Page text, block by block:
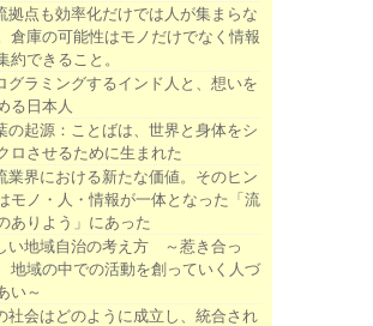
拠点も効率化だけでは人が集まらな
倉庫の可能性はモノだけでなく情報
約できること。
グラミングするインド人と、想いを
る日本人
の起源：ことばは、世界と身体をシ
ロさせるために生まれた
業界における新たな価値。そのヒン
モノ・人・情報が一体となった「流
ありよう」にあった
い地域自治の考え方 ～惹き合っ
地域の中での活動を創っていく人づ
い～
社会はどのように成立し、統合され